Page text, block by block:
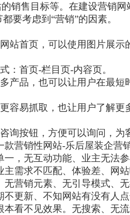
的销售目标等。在建设营销网
都要考虑到 “营销”的因素。
站首页，可以使用图片展示
：首页-栏目页-内容页。
产品，也可以让用户在最短
容易抓取，也让用户了解更
询按钮，方便可以询问，为
款营销性网站-乐后屋装企营
，无互动功能、业主无法
需求不匹配、体验差、网
营销元素、无引导模式、
更新、不知网站有没有人
看不见效果。无搜索、无流